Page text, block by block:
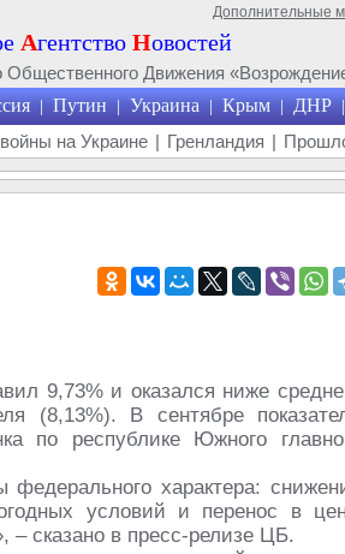
Дополнительные
Агентство Новостей
Общественного Движения
| Путин | Украина | Крым | ДНР |
на Украине | Гренландия |
9,73% и оказался ниже
(8,13%). В сентябре
по республике Южного
характера:
условий и перенос в
– сказано в пресс-релизе ЦБ.